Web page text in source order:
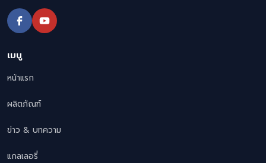
เมนู
หน้าแรก
ผลิตภัณฑ์
ข่าว & บทความ
แกลเลอรี่